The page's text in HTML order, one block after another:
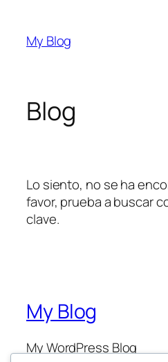
contenido
My Blog
Blog
Lo siento, no se ha
favor, prueba a buscar
clave.
My Blog
My WordPress Blog